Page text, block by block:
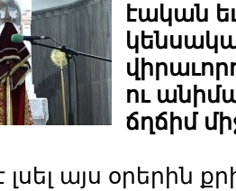
էական
ու
ճղճիմ
այս օրերին